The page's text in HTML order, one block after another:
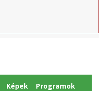
Képek
Programok